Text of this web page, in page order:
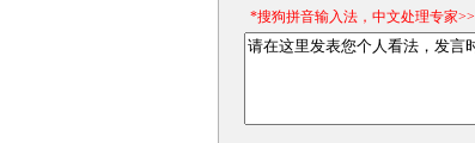
*搜狗拼音输入法，中文处理专家>>